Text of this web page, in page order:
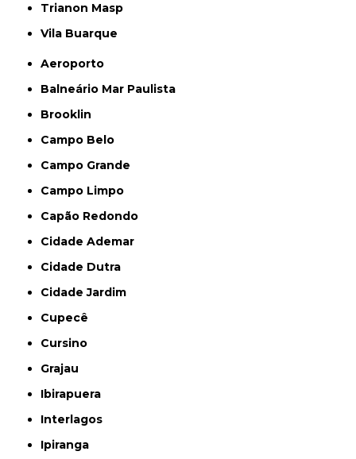
Trianon Masp
Vila Buarque
Aeroporto
Balneário Mar Paulista
Brooklin
Campo Belo
Campo Grande
Campo Limpo
Capão Redondo
Cidade Ademar
Cidade Dutra
Cidade Jardim
Cupecê
Cursino
Grajau
Ibirapuera
Interlagos
Ipiranga